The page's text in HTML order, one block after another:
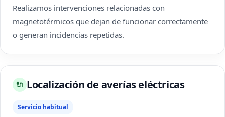
Realizamos intervenciones relacionadas con
magnetotérmicos que dejan de funcionar correctamente
o generan incidencias repetidas.
🔌 Localización de averías eléctricas
Servicio habitual